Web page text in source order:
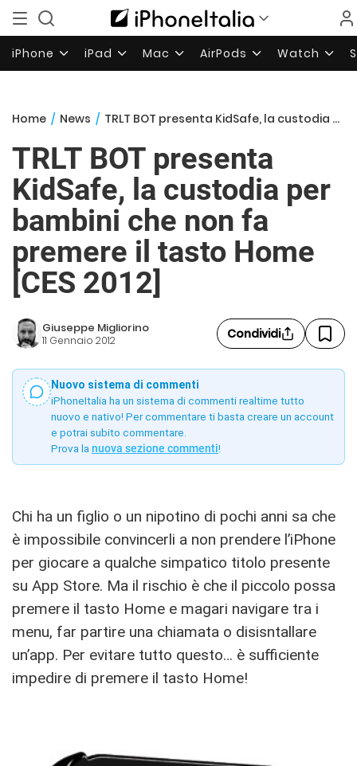
iPhone iPad Mac AirPods Watch
Home / News / TRLT BOT presenta KidSafe, la custodia per bambini che non fa premere il tasto Home [CES 2012]
TRLT BOT presenta
KidSafe, la custodia per
bambini che non fa
premere il tasto Home
[CES 2012]
Giuseppe Migliorino
11 Gennaio 2012 Condividi
Nuovo sistema di commenti
iPhoneItalia ha un sistema di commenti realtime tutto
nuovo e nativo! Per commentare ti basta creare un account
e potrai subito commentare.
Prova la nuova sezione commenti!
Chi ha un figlio o un nipotino di pochi anni sa che
è impossibile convincerli a non prendere l’iPhone
per giocare a qualche simpatico titolo presente
su App Store. Ma il rischio è che il piccolo possa
premere il tasto Home e magari navigare tra i
menu, far partire una chiamata o disisntallare
un’app. Per evitare tutto questo… è sufficiente
impedire di premere il tasto Home!